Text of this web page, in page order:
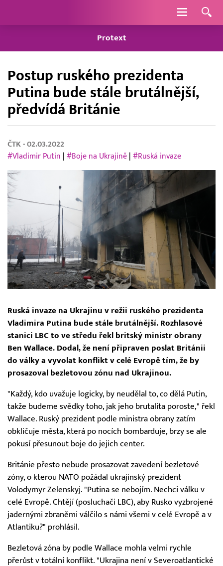
Navigace
Protext
Postup ruského prezidenta
Putina bude stále brutálnější,
předvídá Británie
ČTK - 02.03.2022
#Vladimir Putin
#Boje na Ukrajině #Ruská invaze
Ruská invaze na Ukrajinu v režii ruského prezidenta
Vladimira Putina bude stále brutálnější. Rozhlasové
stanici LBC to ve středu řekl britský ministr obrany
Ben Wallace. Dodal, že není připraven poslat Británii
do války a vyvolat konflikt v celé Evropě tím, že by
prosazoval bezletovou zónu nad Ukrajinou.
"Každý, kdo uvažuje logicky, by neudělal to, co dělá Putin,
takže budeme svědky toho, jak jeho brutalita poroste," řekl
Wallace. Ruský prezident podle ministra obrany zatím
obkličuje města, která po nocích bombarduje, brzy se ale
pokusí přesunout boje do jejich center.
Británie přesto nebude prosazovat zavedení bezletové
zóny, o kterou NATO požádal ukrajinský prezident
Volodymyr Zelenskyj. "Putina se nebojím. Nechci válku v
celé Evropě. Chtějí (posluchači LBC), aby Rusko vyzbrojené
jadernými zbraněmi válčilo s námi všemi v celé Evropě a v
Atlantiku?" prohlásil.
Bezletová zóna by podle Wallace mohla velmi rychle
přerůst v totální konflikt. "Ukrajina není v Severoatlantické